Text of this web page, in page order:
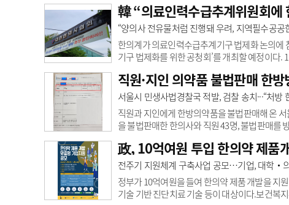
수여됐다. ‘자생 신준식 장학금’은 미래 한의계
회째를 맞는 장학프로그램이다. 자생한방병원
이 사업을 시작했다. 매년 선발되는 12명은 자생
韓 “의료인력수급추계위원회에
“양의사 전유물처럼 진행돼 우려, 지역필수공공
한의계가 의료인력수급추계기구 법제화 논의에
기구 법제화를 위한 공청회’를 개최할 예정이
있는 경우에는 각 직역별 뿐 아니라 상호적절한
력수급추계가 마치 양의사만의 전유물인 것처럼
과의사, 한의사, 간호사 등 의료인력을 결정하는
직원·지인 의약품 불법판매 한
서울시 민생사법경찰국 적발, 검찰 송치···“처방
직원과 지인에게 한방의약품을 불법판매해 온
을 불법판매한 한의사와 직원 43명, 불법판매를
다”고 6일 밝혔다. 이번 수사는 “한방병원이 제
고 있다”는 제보로 이뤄졌다. 민사국은 한방병원
결과 ‘공진단’ 등 6가지 인기 품목이 최근 7년..
政, 10억여원 투입 한의약 제품
전주기 지원체계 구축사업 공모…기업, 대학‧
정부가 10억여원을 들여 한의약 제품 개발을 지
기술 기반 진단치료 기술 등이 대상이다.보건복